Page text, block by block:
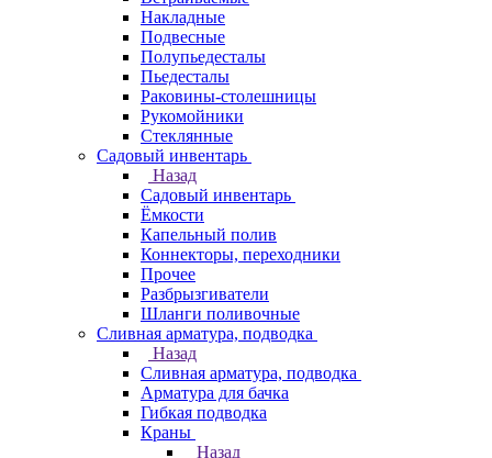
Накладные
Подвесные
Полупьедесталы
Пьедесталы
Раковины-столешницы
Рукомойники
Стеклянные
Садовый инвентарь
Назад
Садовый инвентарь
Ёмкости
Капельный полив
Коннекторы, переходники
Прочее
Разбрызгиватели
Шланги поливочные
Сливная арматура, подводка
Назад
Сливная арматура, подводка
Арматура для бачка
Гибкая подводка
Краны
Назад